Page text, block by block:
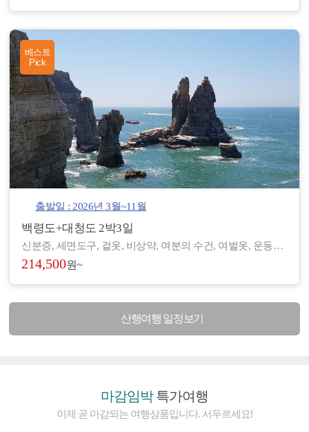
베스트
Pick
출발일 : 2026년 3월~11월
백령도+대청도 2박3일
신분증, 세면도구, 겉옷, 비상약, 여분의 수건, 여벌옷, 운동화, 간편한 복장 등 - 도서/산간 지역으로 숙박 및 편의시설이 열악하여, 세면도구, 헤어드라이기 등이 제공되지 않습니다. (숙소에 따라 헤어드라이기가 비치된 곳도 있습니다.) - 아침/저녁으로 기온차가 있기 때문에 걸칠만한 겉옷을 준비해 주시기 바랍니다. - 장기적으로 복용하고 계신 약이 있으시면, 여유 있게 준비하시기 바랍니다. - 숙소 별로 수건은 하루에 1장씩 제공되나, 여분으로 하나씩 더 챙겨 오시면 좋습니다.
214,500원~
산행여행 일정보기
마감임박특가여행
이제 곧 마감되는 여행상품입니다. 서두르세요!